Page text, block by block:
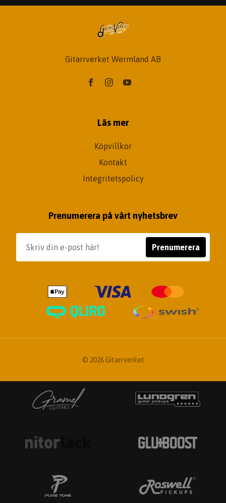
Gitarrverket Wermland AB
Läs mer
Köpvillkor
Kontakt
Integritetspolicy
Prenumerera på vårt nyhetsbrev
Prenumerera
© 2026 Gitarrverket